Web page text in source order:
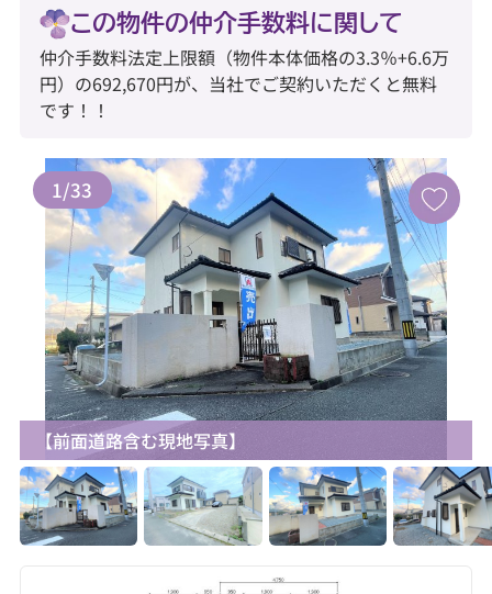
この物件の仲介手数料に関して
仲介手数料法定上限額（物件本体価格の3.3％+6.6万
円）の692,670円が、当社でご契約いただくと無料
です！！
1/33
【前面道路含む現地写真】